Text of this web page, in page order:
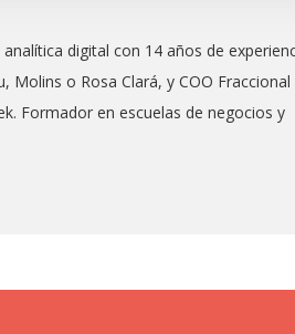
digital con 14 años de
Molins o Rosa Clará, y COO Fraccional
Formador en escuelas de negocios y